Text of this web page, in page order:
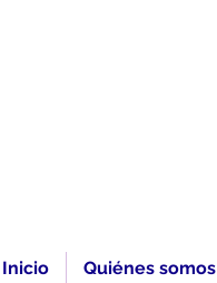
Inicio Quiénes somos